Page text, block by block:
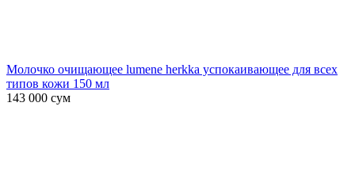
Молочко очищающее lumene herkka успокаивающее для всех
типов кожи 150 мл
143 000 сум